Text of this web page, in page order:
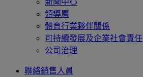
領導層
體育行業夥伴關係
可持續發展及企業社會責任
公司治理
聯絡銷售人員